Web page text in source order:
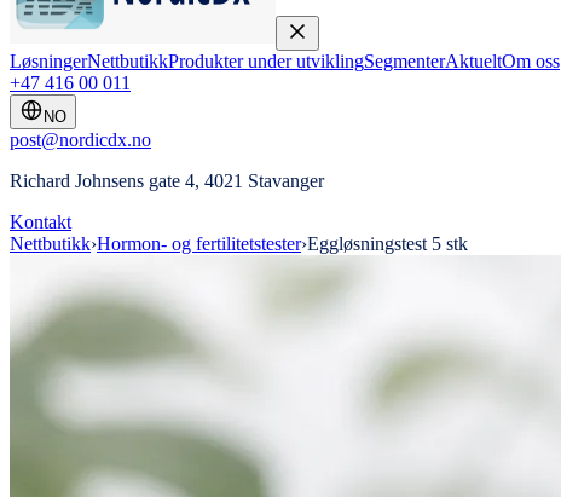
LøsningerNettbutikkProdukter under utviklingSegmenterAktueltOm oss
+47 416 00 011
NO
post@nordicdx.no
Richard Johnsens gate 4, 4021 Stavanger
Kontakt
Nettbutikk›Hormon- og fertilitetstester›Eggløsningstest 5 stk